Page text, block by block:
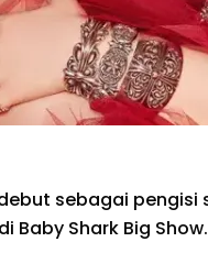
sebagai
Baby Shark Big Show.